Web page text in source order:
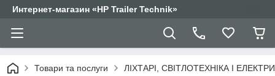
Интернет-магазин «HP Trailer Technik»
Товари та послуги ЛІХТАРІ, СВІТЛОТЕХНІКА І